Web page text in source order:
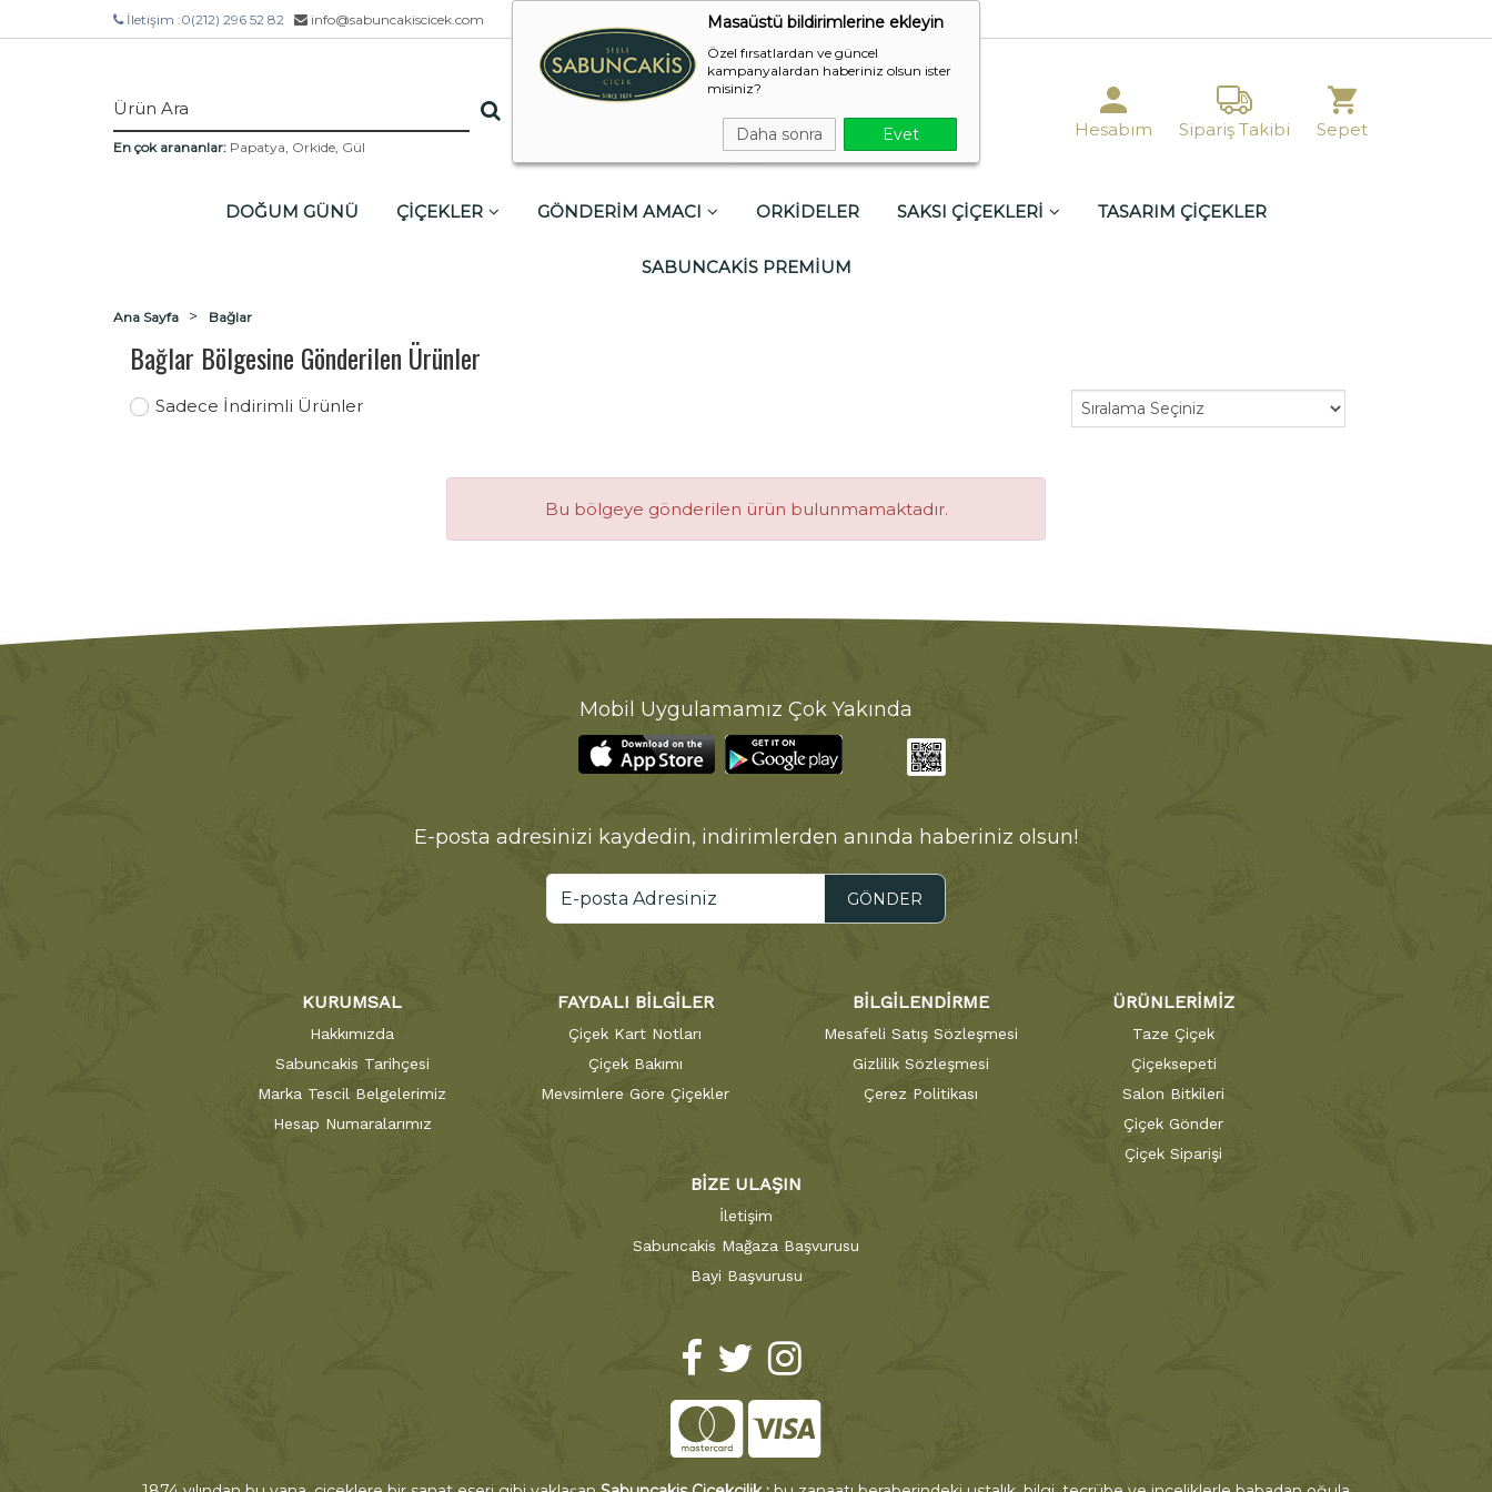
Masaüstü bildirimlerine ekleyin
Özel fırsatlardan ve güncel
kampanyalardan haberiniz olsun ister
misiniz?
Daha sonra Evet
İletişim :0(212) 296 52 82 info@sabuncakiscicek.com
En çok arananlar: Papatya, Orkide, Gül
Hesabım Sipariş Takibi Sepet
DOĞUM GÜNÜ ÇİÇEKLER GÖNDERİM AMACI ORKİDELER SAKSI ÇİÇEKLERİ TASARIM ÇİÇEKLER
SABUNCAKİS PREMİUM
Ana Sayfa Bağlar
Bağlar Bölgesine Gönderilen Ürünler
Sadece İndirimli Ürünler
Bu bölgeye gönderilen ürün bulunmamaktadır.
Mobil Uygulamamız Çok Yakında
E-posta adresinizi kaydedin, indirimlerden anında haberiniz olsun!
GÖNDER
KURUMSAL
Hakkımızda
Sabuncakis Tarihçesi
Marka Tescil Belgelerimiz
Hesap Numaralarımız
FAYDALI BİLGİLER
Çiçek Kart Notları
Çiçek Bakımı
Mevsimlere Göre Çiçekler
BİLGİLENDİRME
Mesafeli Satış Sözleşmesi
Gizlilik Sözleşmesi
Çerez Politikası
ÜRÜNLERİMİZ
Taze Çiçek
Çiçeksepeti
Salon Bitkileri
Çiçek Gönder
Çiçek Siparişi
BİZE ULAŞIN
İletişim
Sabuncakis Mağaza Başvurusu
Bayi Başvurusu